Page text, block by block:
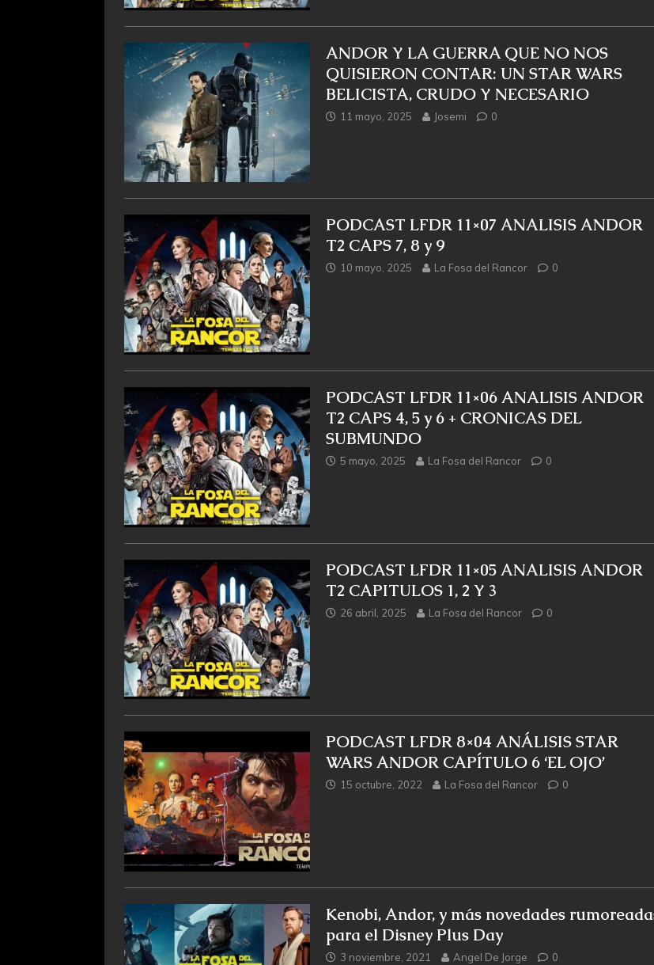
ANDOR Y LA GUERRA QUE NO NOS
QUISIERON CONTAR: UN STAR WARS
BELICISTA, CRUDO Y NECESARIO
11 mayo, 2025 Josemi 0
PODCAST LFDR 11×07 ANALISIS ANDOR
T2 CAPS 7, 8 y 9
10 mayo, 2025 La Fosa del Rancor 0
PODCAST LFDR 11×06 ANALISIS ANDOR
T2 CAPS 4, 5 y 6 + CRONICAS DEL
SUBMUNDO
5 mayo, 2025 La Fosa del Rancor 0
PODCAST LFDR 11×05 ANALISIS ANDOR
T2 CAPITULOS 1, 2 Y 3
26 abril, 2025 La Fosa del Rancor 0
PODCAST LFDR 8×04 ANÁLISIS STAR
WARS ANDOR CAPÍTULO 6 ‘EL OJO’
15 octubre, 2022 La Fosa del Rancor 0
Kenobi, Andor, y más novedades
para el Disney Plus Day
3 noviembre, 2021 Angel De Jorge 0